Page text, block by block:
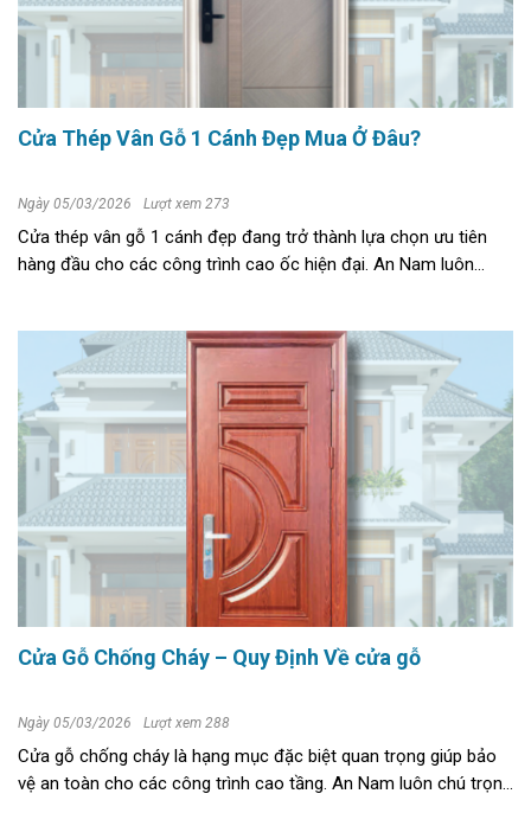
Cửa Thép Vân Gỗ 1 Cánh Đẹp Mua Ở Đâu?
Ngày 05/03/2026 Lượt xem 273
Cửa thép vân gỗ 1 cánh đẹp đang trở thành lựa chọn ưu tiên
hàng đầu cho các công trình cao ốc hiện đại. An Nam luôn
Cửa Gỗ Chống Cháy – Quy Định Về cửa gỗ
Ngày 05/03/2026 Lượt xem 288
Cửa gỗ chống cháy là hạng mục đặc biệt quan trọng giúp bảo
vệ an toàn cho các công trình cao tầng. An Nam luôn chú trọng